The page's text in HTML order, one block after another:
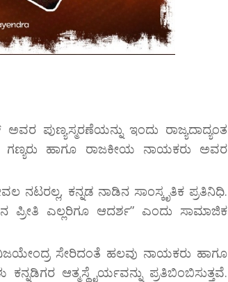
ಪುಣ್ಯಸ್ಮರಣೆಯನ್ನು ಇಂದು ರಾಜ್ಯದಾದ್ಯಂತ
ಗಣ್ಯರು ಹಾಗೂ ರಾಜಕೀಯ ನಾಯಕರು ಅವರ
ನಟರಲ್ಲ, ಕನ್ನಡ ನಾಡಿನ ಸಾಂಸ್ಕೃತಿಕ ಪ್ರತಿನಿಧಿ.
ಎಲ್ಲರಿಗೂ ಆದರ್ಶ” ಎಂದು ಸಾಮಾಜಿಕ
ಸೇರಿದಂತೆ ಹಲವು ನಾಯಕರು ಹಾಗೂ
ಆತ್ಮಸ್ಥೈರ್ಯವನ್ನು ಪ್ರತಿಬಿಂಬಿಸುತ್ತವೆ.